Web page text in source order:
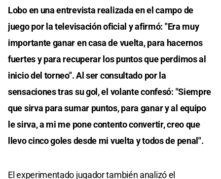
Lobo en una entrevista realizada en el campo de
juego por la televisación oficial y afirmó: "Era muy
importante ganar en casa de vuelta, para hacernos
fuertes y para recuperar los puntos que perdimos al
inicio del torneo". Al ser consultado por la
sensaciones tras su gol, el volante confesó: "Siempre
que sirva para sumar puntos, para ganar y al equipo
le sirva, a mi me pone contento convertir, creo que
llevo cinco goles desde mi vuelta y todos de penal".
El experimentado jugador también analizó el